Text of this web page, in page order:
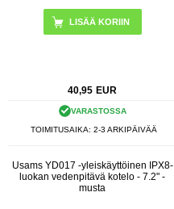
40,95 EUR
VARASTOSSA
TOIMITUSAIKA: 2-3 ARKIPÄIVÄÄ
Usams YD017 -yleiskäyttöinen IPX8-
luokan vedenpitävä kotelo - 7.2" -
musta